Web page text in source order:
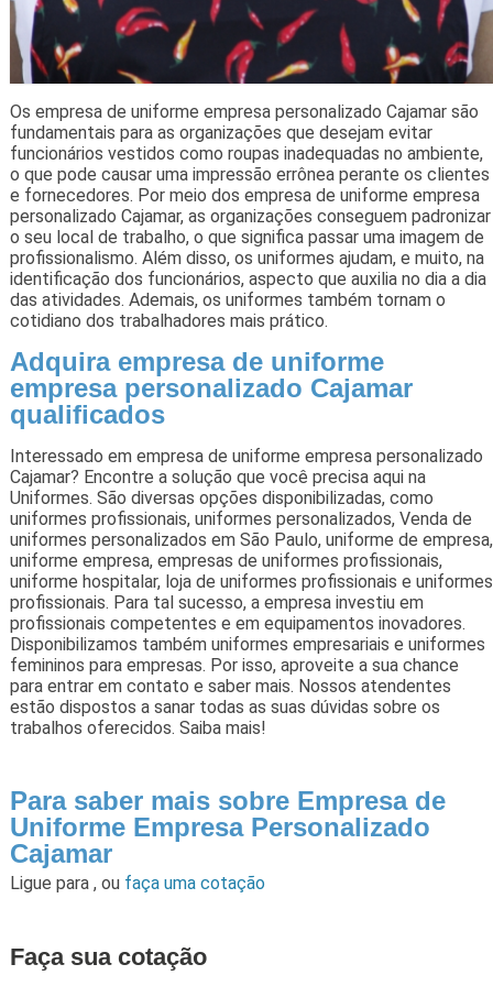
Os empresa de uniforme empresa personalizado Cajamar são
fundamentais para as organizações que desejam evitar
funcionários vestidos como roupas inadequadas no ambiente,
o que pode causar uma impressão errônea perante os clientes
e fornecedores. Por meio dos empresa de uniforme empresa
personalizado Cajamar, as organizações conseguem padronizar
o seu local de trabalho, o que significa passar uma imagem de
profissionalismo. Além disso, os uniformes ajudam, e muito, na
identificação dos funcionários, aspecto que auxilia no dia a dia
das atividades. Ademais, os uniformes também tornam o
cotidiano dos trabalhadores mais prático.
Adquira empresa de uniforme
empresa personalizado Cajamar
qualificados
Interessado em empresa de uniforme empresa personalizado
Cajamar? Encontre a solução que você precisa aqui na
Uniformes. São diversas opções disponibilizadas, como
uniformes profissionais, uniformes personalizados, Venda de
uniformes personalizados em São Paulo, uniforme de empresa,
uniforme empresa, empresas de uniformes profissionais,
uniforme hospitalar, loja de uniformes profissionais e uniformes
profissionais. Para tal sucesso, a empresa investiu em
profissionais competentes e em equipamentos inovadores.
Disponibilizamos também uniformes empresariais e uniformes
femininos para empresas. Por isso, aproveite a sua chance
para entrar em contato e saber mais. Nossos atendentes
estão dispostos a sanar todas as suas dúvidas sobre os
trabalhos oferecidos. Saiba mais!
Para saber mais sobre Empresa de
Uniforme Empresa Personalizado
Cajamar
Ligue para , ou faça uma cotação
Faça sua cotação